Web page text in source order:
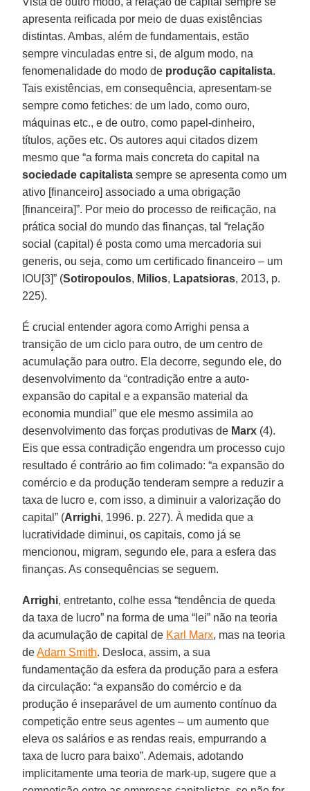
apresenta reificada por meio de duas existências
distintas. Ambas, além de fundamentais, estão
sempre vinculadas entre si, de algum modo, na
fenomenalidade do modo de produção capitalista.
Tais existências, em consequência, apresentam-se
sempre como fetiches: de um lado, como ouro,
máquinas etc., e de outro, como papel-dinheiro,
títulos, ações etc. Os autores aqui citados dizem
mesmo que “a forma mais concreta do capital na
sociedade capitalista sempre se apresenta como um
ativo [financeiro] associado a uma obrigação
[financeira]”. Por meio do processo de reificação, na
prática social do mundo das finanças, tal “relação
social (capital) é posta como uma mercadoria sui
generis, ou seja, como um certificado financeiro – um
IOU[3]” (Sotiropoulos, Milios, Lapatsioras, 2013, p.
225).
É crucial entender agora como Arrighi pensa a
transição de um ciclo para outro, de um centro de
acumulação para outro. Ela decorre, segundo ele, do
desenvolvimento da “contradição entre a auto-
expansão do capital e a expansão material da
economia mundial” que ele mesmo assimila ao
desenvolvimento das forças produtivas de Marx (4).
Eis que essa contradição engendra um processo cujo
resultado é contrário ao fim colimado: “a expansão do
comércio e da produção tenderam sempre a reduzir a
taxa de lucro e, com isso, a diminuir a valorização do
capital” (Arrighi, 1996. p. 227). À medida que a
lucratividade diminui, os capitais, como já se
mencionou, migram, segundo ele, para a esfera das
finanças. As consequências se seguem.
Arrighi, entretanto, colhe essa “tendência de queda
da taxa de lucro” na forma de uma “lei” não na teoria
da acumulação de capital de Karl Marx, mas na teoria
deAdam Smith. Desloca, assim, a sua
fundamentação da esfera da produção para a esfera
da circulação: “a expansão do comércio e da
produção é inseparável de um aumento contínuo da
competição entre seus agentes – um aumento que
eleva os salários e as rendas reais, empurrando a
taxa de lucro para baixo”. Ademais, adotando
implicitamente uma teoria de mark-up, sugere que a